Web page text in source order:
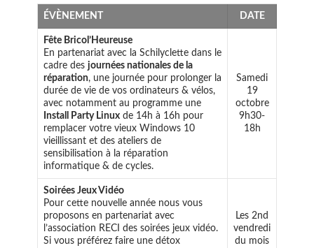
ÉVÈNEMENT DATE
Fête Bricol’Heureuse
En partenariat avec la Schilyclette dans le
cadre des journées nationales de la
réparation, une journée pour prolonger la
durée de vie de vos ordinateurs & vélos,
avec notamment au programme une
Install Party Linux de 14h à 16h pour
remplacer votre vieux Windows 10
vieillissant et des ateliers de
sensibilisation à la réparation
informatique & de cycles.
Samedi
19
octobre
9h30-
18h
Soirées Jeux Vidéo
Pour cette nouvelle année nous vous
proposons en partenariat avec
l’association RECI des soirées jeux vidéo.
Si vous préférez faire une détox
Les 2nd
vendredi
du mois